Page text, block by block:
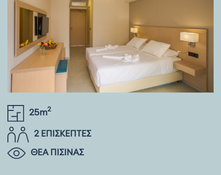
25m2
2 ΕΠΙΣΚΕΠΤΕΣ
ΘΕΑ ΠΙΣΙΝΑΣ